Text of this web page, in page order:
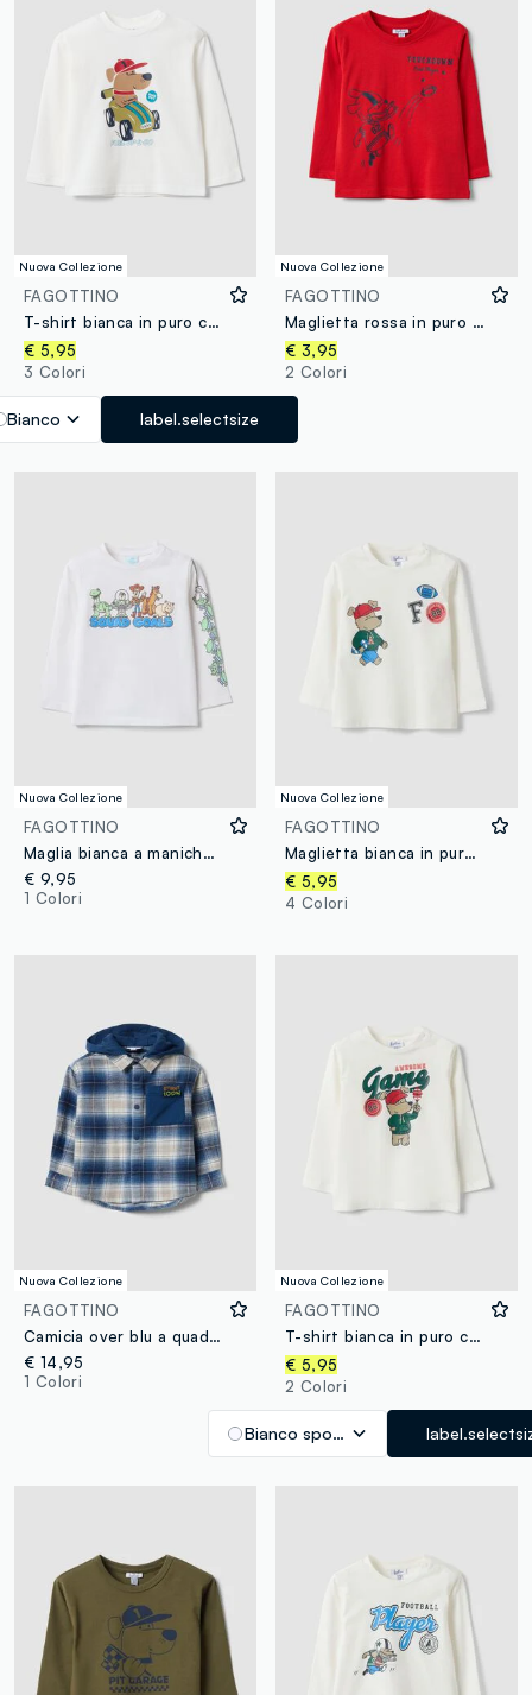
Nuova Collezione
FAGOTTINO
T-shirt bianca in puro cotone organico con cagnolino per bimbo
€ 5,95
3 Colori
Bianco label.selectsize
Nuova Collezione
FAGOTTINO
Maglietta rossa in puro cotone organico con stampa college per bimbo
€ 3,95
2 Colori
Nuova Collezione
FAGOTTINO
Maglia bianca a maniche lunghe in puro cotone a tema Toy Story per bimbo
€ 9,95
1 Colori
Nuova Collezione
FAGOTTINO
Maglietta bianca in puro cotone organico con stampa cagnolino per bimbo
€ 5,95
4 Colori
Nuova Collezione
FAGOTTINO
Camicia over blu a quadri con cappuccio in puro cotone per bimbo
€ 14,95
1 Colori
Nuova Collezione
FAGOTTINO
T-shirt bianca in puro cotone organico con stampa cagnolino per bimbo
€ 5,95
2 Colori
Bianco sporco